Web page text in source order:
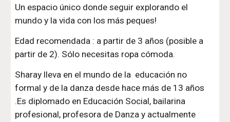
Un espacio único donde seguir explorando el
mundo y la vida con los más peques!
Edad recomendada : a partir de 3 años (posible a
partir de 2). Sólo necesitas ropa cómoda.
Sharay lleva en el mundo de la  educación no
formal y de la danza desde hace más de 13 años
.Es diplomado en Educación Social, bailarina
profesional, profesora de Danza y actualmente